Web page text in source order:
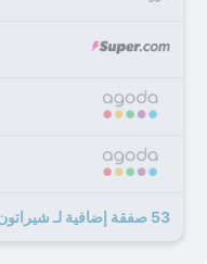
53 صفقة إضافية لـ شيراتون فانكوفر جيلفورد هوتل